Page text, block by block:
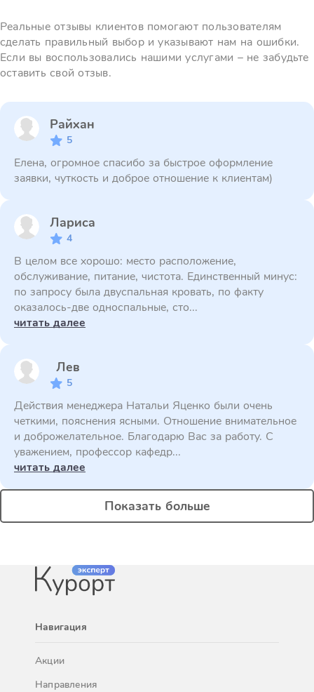
Реальные отзывы клиентов помогают пользователям
сделать правильный выбор и указывают нам на ошибки.
Если вы воспользовались нашими услугами – не забудьте
оставить свой отзыв.
Райхан
5
Елена, огромное спасибо за быстрое оформление
заявки, чуткость и доброе отношение к клиентам)
Лариса
4
В целом все хорошо: место расположение,
обслуживание, питание, чистота. Единственный минус:
по запросу была двуспальная кровать, по факту
оказалось-две односпальные, сто...
читать далее
Лев
5
Действия менеджера Натальи Яценко были очень
четкими, пояснения ясными. Отношение внимательное
и доброжелательное. Благодарю Вас за работу. С
уважением, профессор кафедр...
читать далее
Показать больше
Навигация
Акции
Направления